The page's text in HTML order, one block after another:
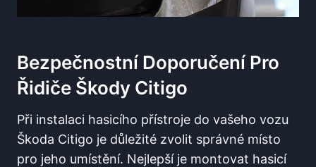
Bezpečnostní Doporučení Pro
Řidiče Škody Citigo
Při instalaci hasicího přístroje do vašeho vozu
Škoda Citigo je důležité zvolit správné místo
pro jeho umístění. Nejlepší je montovat hasicí